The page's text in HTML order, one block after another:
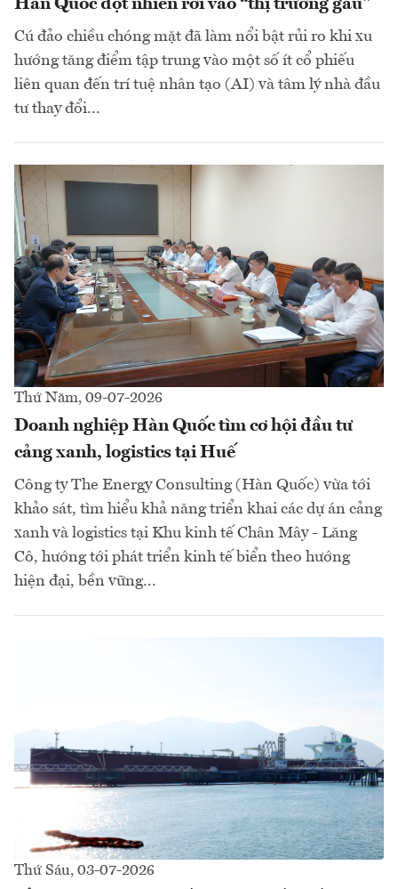
Hàn Quốc đột nhiên rơi vào “thị trường gấu”
Cú đảo chiều chóng mặt đã làm nổi bật rủi ro khi xu
hướng tăng điểm tập trung vào một số ít cổ phiếu
liên quan đến trí tuệ nhân tạo (AI) và tâm lý nhà đầu
tư thay đổi...
Thứ Năm, 09-07-2026
Doanh nghiệp Hàn Quốc tìm cơ hội đầu tư
cảng xanh, logistics tại Huế
Công ty The Energy Consulting (Hàn Quốc) vừa tới
khảo sát, tìm hiểu khả năng triển khai các dự án cảng
xanh và logistics tại Khu kinh tế Chân Mây - Lăng
Cô, hướng tới phát triển kinh tế biển theo hướng
hiện đại, bền vững...
Thứ Sáu, 03-07-2026